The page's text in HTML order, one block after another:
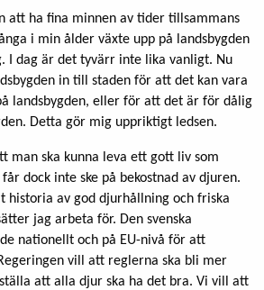
att ha fina minnen av tider tillsammans
i min ålder växte upp på landsbygden
I dag är det tyvärr inte lika vanligt. Nu
in till staden för att det kan vara
landsbygden, eller för att det är för dålig
Detta gör mig uppriktigt ledsen.
man ska kunna leva ett gott liv som
dock inte ske på bekostnad av djuren.
historia av god djurhållning och friska
jag arbeta för. Den svenska
nationellt och på EU-nivå för att
vill att reglerna ska bli mer
att alla djur ska ha det bra. Vi vill att